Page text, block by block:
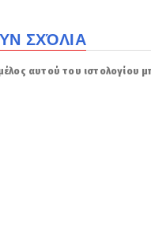
ΣΧΌΛΙΑ
αυτού του ιστολογίου